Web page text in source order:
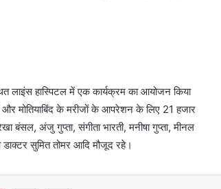
लाइंस हास्पिटल में एक कार्यक्रम का आयोजन किया
और मोतियाबिंद के मरीजों के आपरेशन के लिए 21 हजार
बंसल, अंजु गुप्ता, संगीता भारती, मनीषा गुप्ता, मीनल
डाक्टर सुमित तोमर आदि मौजूद रहे।